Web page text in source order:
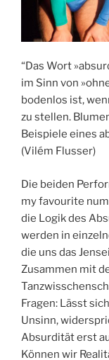
“Das Wort
im Sinn von
bodenlos ist,
zu stellen.
Beispiele eines
(Vilém Flusser)
Die beiden
my favourite
die Logik des
werden in
die uns das
Zusammen mit
Fragen: Lässt
Unsinn,
Absurdität erst
Können wir